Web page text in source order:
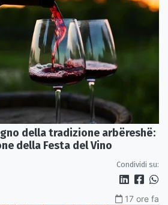
della tradizione arbëreshë:
della Festa del Vino
Condividi su:
17 ore fa